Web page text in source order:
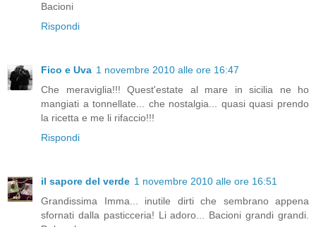
Bacioni
Rispondi
Fico e Uva 1 novembre 2010 alle ore 16:47
Che meraviglia!!! Quest'estate al mare in sicilia ne ho
mangiati a tonnellate... che nostalgia... quasi quasi prendo
la ricetta e me li rifaccio!!!
Rispondi
il sapore del verde 1 novembre 2010 alle ore 16:51
Grandissima Imma... inutile dirti che sembrano appena
sfornati dalla pasticceria! Li adoro... Bacioni grandi grandi.